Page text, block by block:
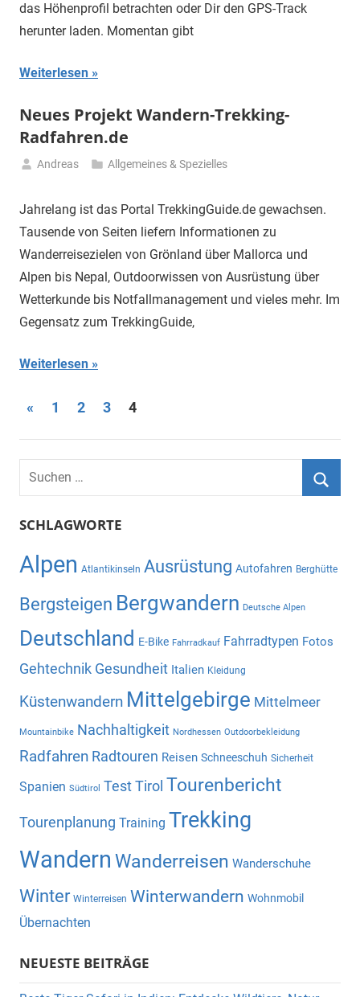
das Höhenprofil betrachten oder Dir den GPS-Track
herunter laden. Momentan gibt
Weiterlesen
Neues Projekt Wandern-Trekking-
Radfahren.de
November
Andreas Allgemeines & Spezielles
Jahrelang ist das Portal TrekkingGuide.de gewachsen.
Tausende von Seiten liefern Informationen zu
Wanderreisezielen von Grönland über Mallorca und
Alpen bis Nepal, Outdoorwissen von Ausrüstung über
Wetterkunde bis Notfallmanagement und vieles mehr. Im
Gegensatz zum TrekkingGuide,
Weiterlesen
Seitennummerierung
der
Beiträge
« Vorherige
1 2 3 4
Suchen
nach:
SCHLAGWORTE
Alpen Atlantikinseln Ausrüstung Autofahren Berghütte
Bergsteigen Bergwandern Deutsche Alpen
Deutschland E-Bike Fahrradkauf Fahrradtypen Fotos
Gehtechnik Gesundheit Italien Kleidung
Küstenwandern Mittelgebirge Mittelmeer
Mountainbike Nachhaltigkeit Nordhessen Outdoorbekleidung
Radfahren Radtouren Reisen Schneeschuh Sicherheit
Spanien Südtirol TestTirol Tourenbericht
Tourenplanung Training Trekking
Wandern Wanderreisen Wanderschuhe
Winter Winterreisen Winterwandern Wohnmobil
Übernachten
NEUESTE BEITRÄGE